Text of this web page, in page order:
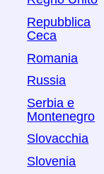
Repubblica
Ceca
Romania
Russia
Serbia e
Montenegro
Slovacchia
Slovenia